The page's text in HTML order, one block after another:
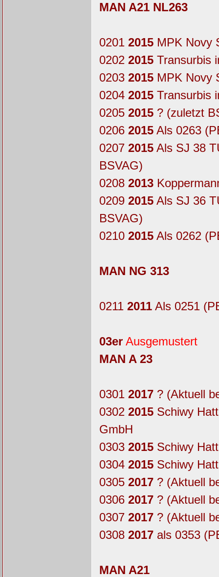
MAN A21 NL263
0201 2015MPK Novy
0202 2015Transurbis
0203 2015MPK Novy
0204 2015Transurbis
0205 2015? (zuletzt
0206 2015Als 0263
0207 2015Als SJ 38
BSVAG)
0208 2013
0209 2015Als SJ 36
BSVAG)
0210 2015Als 0262
MAN NG 313
0211 2011Als 0251
03er Ausgemustert
MAN A 23
0301 2017? (Aktuell
0302 2015Schiwy
GmbH
0303 2015Schiwy
0304 2015Schiwy
0305 2017? (Aktuell
0306 2017? (Aktuell
0307 2017? (Aktuell
0308 2017als 0353
MAN A21